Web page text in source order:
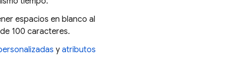
espacios en blanco al
100 caracteres.
y atributos